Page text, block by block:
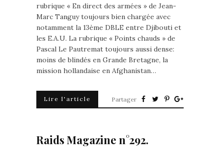
rubrique « En direct des armées » de Jean-
Marc Tanguy toujours bien chargée avec
notamment la 13ème DBLE entre Djibouti et
les E.A.U. La rubrique « Points chauds » de
Pascal Le Pautremat toujours aussi dense:
moins de blindés en Grande Bretagne, la
mission hollandaise en Afghanistan…
Lire l'article Partager
Raids Magazine n°292.